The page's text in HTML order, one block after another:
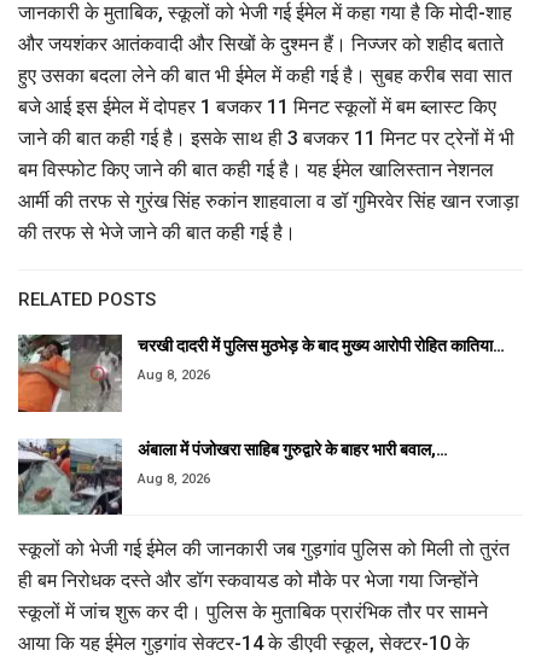
जानकारी के मुताबिक, स्कूलों को भेजी गई ईमेल में कहा गया है कि मोदी-शाह
और जयशंकर आतंकवादी और सिखों के दुश्मन हैं। निज्जर को शहीद बताते
हुए उसका बदला लेने की बात भी ईमेल में कही गई है। सुबह करीब सवा सात
बजे आई इस ईमेल में दोपहर 1 बजकर 11 मिनट स्कूलों में बम ब्लास्ट किए
जाने की बात कही गई है। इसके साथ ही 3 बजकर 11 मिनट पर ट्रेनों में भी
बम विस्फोट किए जाने की बात कही गई है। यह ईमेल खालिस्तान नेशनल
आर्मी की तरफ से गुरंख सिंह रुकांन शाहवाला व डॉ गुमिरवेर सिंह खान रजाड़ा
की तरफ से भेजे जाने की बात कही गई है।
RELATED POSTS
चरखी दादरी में पुलिस मुठभेड़ के बाद मुख्य आरोपी रोहित कातिया…
Aug 8, 2026
अंबाला में पंजोखरा साहिब गुरुद्वारे के बाहर भारी बवाल,…
Aug 8, 2026
स्कूलों को भेजी गई ईमेल की जानकारी जब गुड़गांव पुलिस को मिली तो तुरंत
ही बम निरोधक दस्ते और डॉग स्कवायड को मौके पर भेजा गया जिन्होंने
स्कूलों में जांच शुरू कर दी। पुलिस के मुताबिक प्रारंभिक तौर पर सामने
आया कि यह ईमेल गुड़गांव सेक्टर-14 के डीएवी स्कूल, सेक्टर-10 के